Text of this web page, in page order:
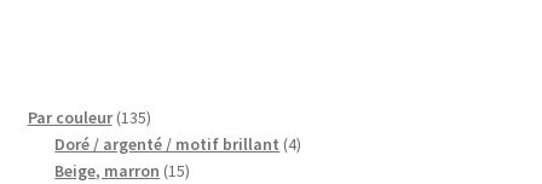
Par couleur 135135
produits
Doré / argenté / motif brillant 44
Beige, marron 1515